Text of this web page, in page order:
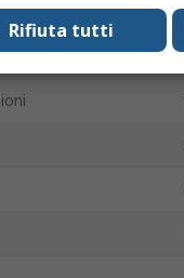
Rifiuta tutti